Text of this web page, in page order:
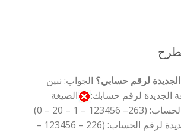
لرقم حسابي؟ الجواب: نبين
الجديدة لرقم حسابك:
الصيغة
– 1 – 20 – 0)
الصيغة الجديدة لرقم الحساب: (226 – 123456 –